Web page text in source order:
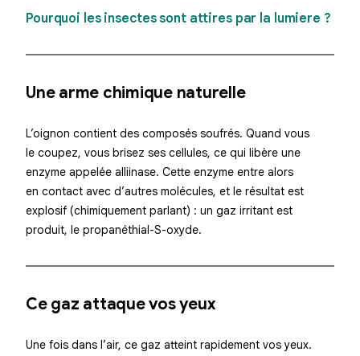
Pourquoi les insectes sont attires par la lumiere ?
Une arme chimique naturelle
L’oignon contient des composés soufrés. Quand vous
le coupez, vous brisez ses cellules, ce qui libère une
enzyme appelée alliinase. Cette enzyme entre alors
en contact avec d’autres molécules, et le résultat est
explosif (chimiquement parlant) : un gaz irritant est
produit, le propanéthial-S-oxyde.
Ce gaz attaque vos yeux
Une fois dans l’air, ce gaz atteint rapidement vos yeux.